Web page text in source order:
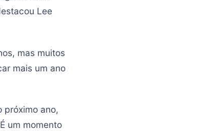
Lee
mas muitos
mais um ano
próximo ano,
um momento